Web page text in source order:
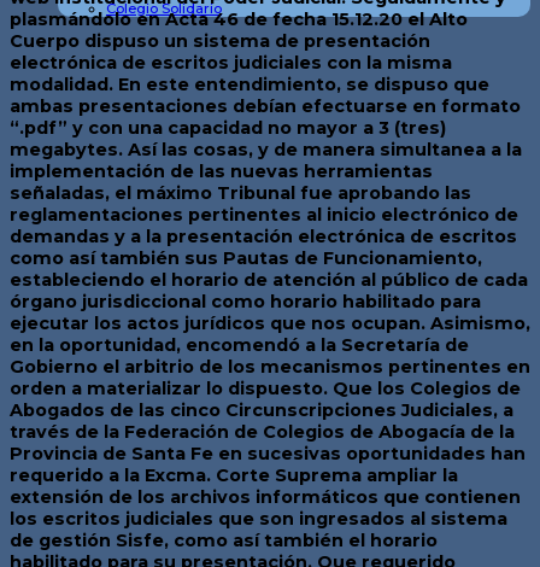
Colegio Solidario
plasmándolo en Acta 46 de fecha 15.12.20 el Alto
Cuerpo dispuso un sistema de presentación
electrónica de escritos judiciales con la misma
modalidad. En este entendimiento, se dispuso que
ambas presentaciones debían efectuarse en formato
“.pdf” y con una capacidad no mayor a 3 (tres)
megabytes. Así las cosas, y de manera simultanea a la
implementación de las nuevas herramientas
señaladas, el máximo Tribunal fue aprobando las
reglamentaciones pertinentes al inicio electrónico de
demandas y a la presentación electrónica de escritos
como así también sus Pautas de Funcionamiento,
estableciendo el horario de atención al público de cada
órgano jurisdiccional como horario habilitado para
ejecutar los actos jurídicos que nos ocupan. Asimismo,
en la oportunidad, encomendó a la Secretaría de
Gobierno el arbitrio de los mecanismos pertinentes en
orden a materializar lo dispuesto. Que los Colegios de
Abogados de las cinco Circunscripciones Judiciales, a
través de la Federación de Colegios de Abogacía de la
Provincia de Santa Fe en sucesivas oportunidades han
requerido a la Excma. Corte Suprema ampliar la
extensión de los archivos informáticos que contienen
los escritos judiciales que son ingresados al sistema
de gestión Sisfe, como así también el horario